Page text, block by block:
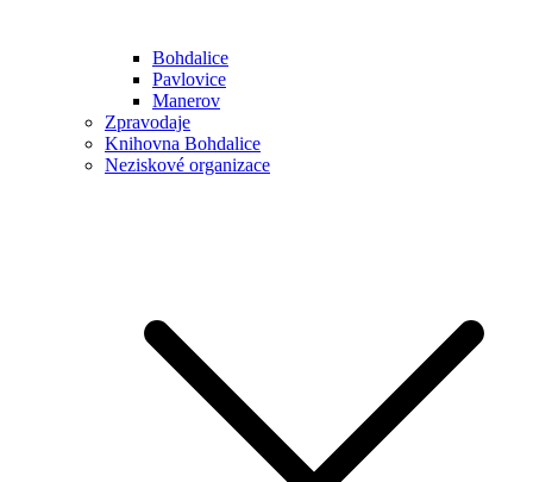
Bohdalice
Pavlovice
Manerov
Zpravodaje
Knihovna Bohdalice
Neziskové organizace